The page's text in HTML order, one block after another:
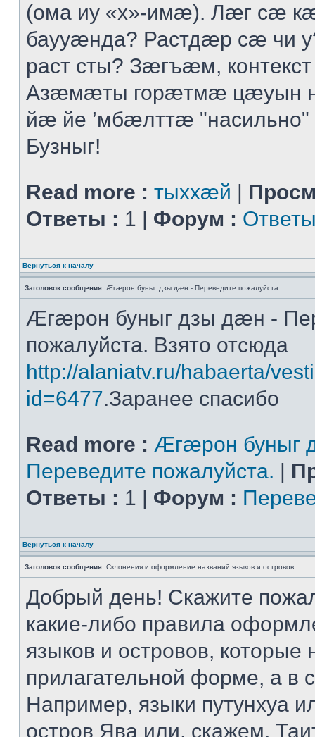
(ома иу «х»-имӕ). Лӕг сӕ
баууӕнда? Растдӕр сӕ чи
раст сты? Зӕгъӕм,
Азӕмӕты горӕтмӕ
йӕ йе ’мбӕлттӕ "насильно"
Бузныг!
Read more : тыххӕй |
Ответы : 1 | Форум :
Вернуться к началу
Заголовок сообщения: Æгæрон буныг дзы дæн - Переведите пожалуйста.
Æгæрон буныг дзы дæн -
пожалуйста. Взято отсюда
http://alaniatv.ru/habaerta/
id=6477.Заранее спасибо
Read more : Æгæрон буныг
Переведите пожалуйста. |
Ответы : 1 | Форум :
Вернуться к началу
Заголовок сообщения: Склонения и оформление названий языков и островов
Добрый день! Скажите
какие-либо правила
языков и островов, которые
прилагательной форме, а в
Например, языки путунхуа
остров Ява или, скажем,